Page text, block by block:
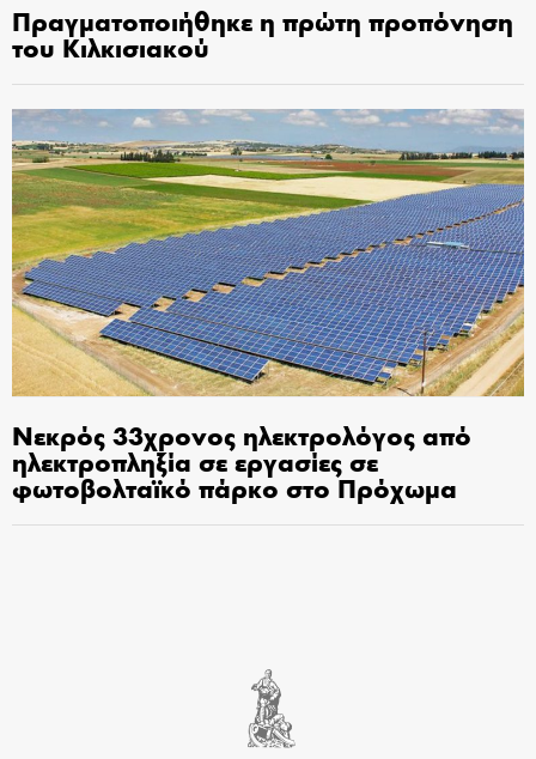
Πραγματοποιήθηκε η πρώτη προπόνηση
του Κιλκισιακού
Νεκρός 33χρονος ηλεκτρολόγος από
ηλεκτροπληξία σε εργασίες σε
φωτοβολταϊκό πάρκο στο Πρόχωμα